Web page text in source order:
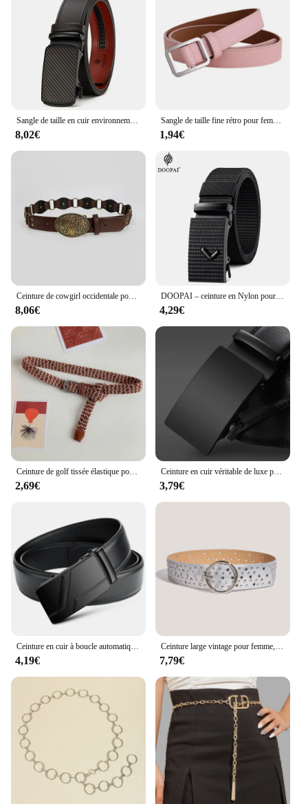
8,02€
Sangle de taille fine rétro pour femme, surintendant de mode, robe de surintendant, structure carrée non poreuse, ceinture en jean noire, sangle de camping
1,94€
8,06€
DOOPAI – ceinture en Nylon pour hommes, respirante, en cuir, Cowboy, de styliste, tactique en plein air, cadeaux militaires
4,29€
2,69€
Ceinture en cuir véritable de luxe pour hommes, sangle en métal, automatique, marque, environnement d'affaires, style célèbre, livraison directe
3,79€
Ceinture en cuir à boucle automatique pour hommes, ceinture de costume noire, affaires de luxe, jeans de marque, haute qualité
4,19€
Ceinture large vintage pour femme, corset noir réglable, grande taille, designer, environnement, haute qualité, punk, goth, rivet, grande ceinture, jeans
7,79€